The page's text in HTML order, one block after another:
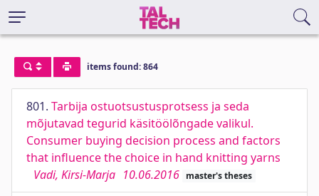
items found: 864
801. Tarbija ostuotsustusprotsess ja seda
mõjutavad tegurid käsitöölõngade valikul.
Consumer buying decision process and factors
that influence the choice in hand knitting yarns
Vadi, Kirsi-Marja 10.06.2016 master's theses